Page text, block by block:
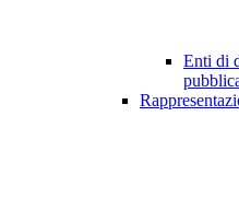
Enti di